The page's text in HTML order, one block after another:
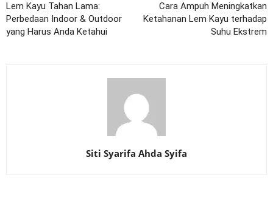
Lem Kayu Tahan Lama:
Perbedaan Indoor & Outdoor
yang Harus Anda Ketahui
Cara Ampuh Meningkatkan
Ketahanan Lem Kayu terhadap
Suhu Ekstrem
Siti Syarifa Ahda Syifa